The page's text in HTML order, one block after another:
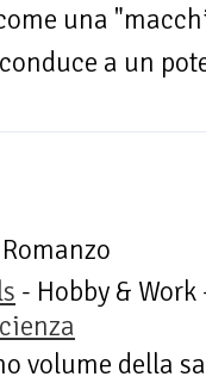
una
a un
| Romanzo
- Hobby & Work
volume della